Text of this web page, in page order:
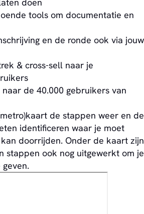
tools om documentatie en
en de ronde ook via jouw
& cross-sell naar je
naar de 40.000 gebruikers van
de stappen weer en de
identificeren waar je moet
doorrijden. Onder de kaart zijn
stappen ook nog uitgewerkt om je